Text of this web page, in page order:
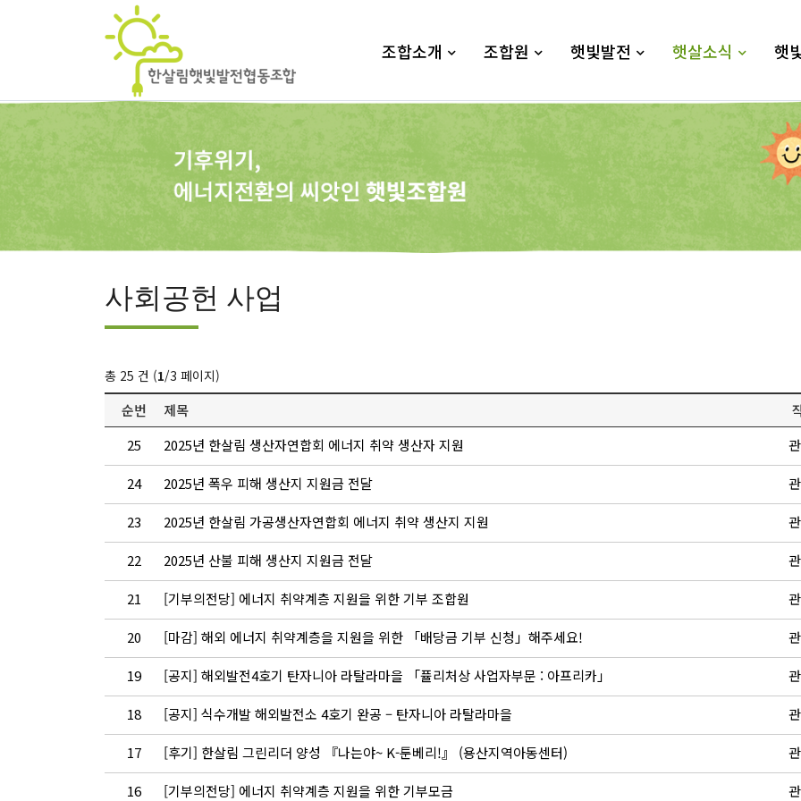
조합소개 조합원 햇빛발전 햇살소식 햇
사회공헌 사업
총 25 건 (1/3 페이지)
순번 제목
25
2025년 한살림 생산자연합회 에너지 취약 생산자 지원
24 2025년 폭우 피해 생산지 지원금 전달
23 2025년 한살림 가공생산자연합회 에너지 취약 생산지 지원
22 2025년 산불 피해 생산지 지원금 전달
21 [기부의전당] 에너지 취약계층 지원을 위한 기부 조합원
20 [마감] 해외 에너지 취약계층을 지원을 위한 「배당금 기부 신청」해주세요!
19 [공지] 해외발전4호기 탄자니아 라탈라마을 「퓰리처상 사업자부문 : 아프리카」
18 [공지] 식수개발 해외발전소 4호기 완공 – 탄자니아 라탈라마을
17 [후기] 한살림 그린리더 양성 『나는야~ K-툰베리!』 (용산지역아동센터)
16 [기부의전당] 에너지 취약계층 지원을 위한 기부모금